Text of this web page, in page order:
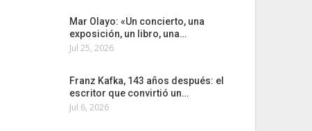
Mar Olayo: «Un concierto, una
exposición, un libro, una…
Jul 25, 2026
Franz Kafka, 143 años después: el
escritor que convirtió un…
Jul 6, 2026